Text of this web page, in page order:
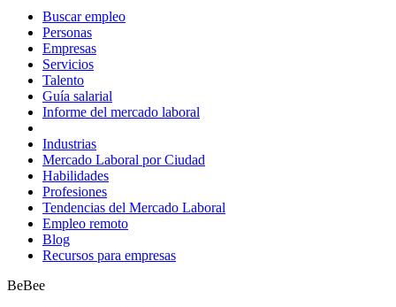
Buscar empleo
Personas
Empresas
Servicios
Talento
Guía salarial
Informe del mercado laboral
Industrias
Mercado Laboral por Ciudad
Habilidades
Profesiones
Tendencias del Mercado Laboral
Empleo remoto
Blog
Recursos para empresas
BeBee